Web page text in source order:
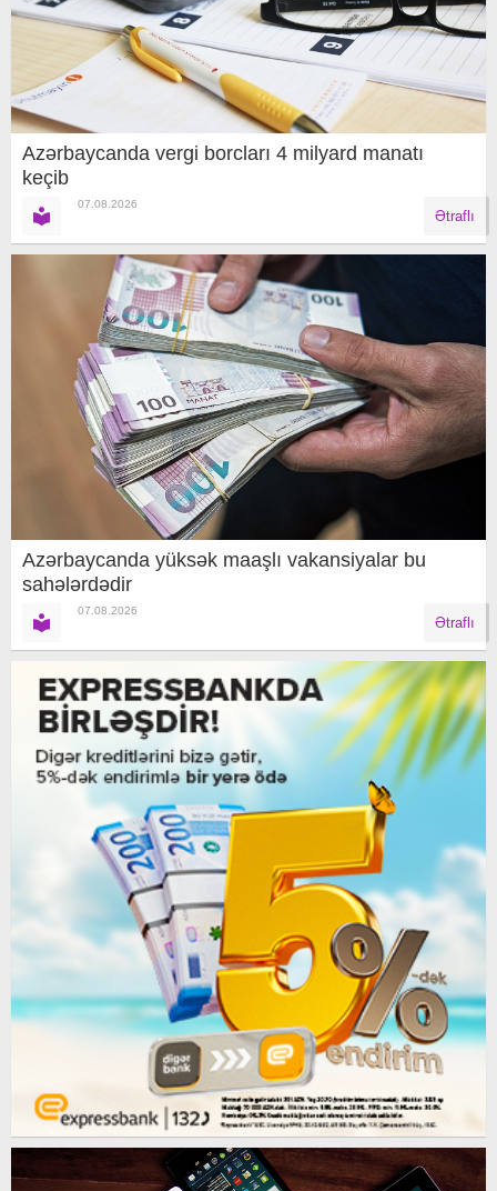
Azərbaycanda vergi borcları 4 milyard manatı
keçib
07.08.2026
Ətraflı
Azərbaycanda yüksək maaşlı vakansiyalar bu
sahələrdədir
07.08.2026
Ətraflı